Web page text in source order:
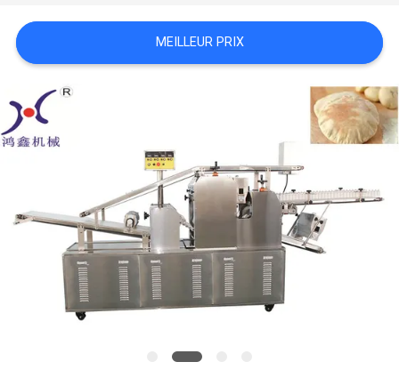
QUALITÉ
NOUS
CONTACTER
DEMANDEZ
UN DEVIS
MEILLEUR PRIX